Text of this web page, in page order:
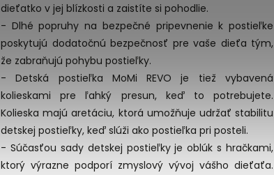
dieťatko v jej blízkosti a zaistíte si pohodlie.
- Dlhé popruhy na bezpečné pripevnenie k postieľke
poskytujú dodatočnú bezpečnosť pre vaše dieťa tým,
že zabraňujú pohybu postieľky.
- Detská postieľka MoMi REVO je tiež vybavená
kolieskami pre ľahký presun, keď to potrebujete.
Kolieska majú aretáciu, ktorá umožňuje udržať stabilitu
detskej postieľky, keď slúži ako postieľka pri posteli.
- Súčasťou sady detskej postieľky je oblúk s hračkami,
ktorý výrazne podporí zmyslový vývoj vášho dieťaťa.